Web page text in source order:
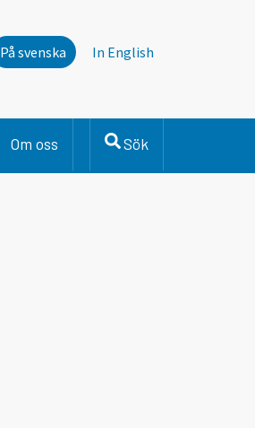
På svenska In English
Om oss Sök